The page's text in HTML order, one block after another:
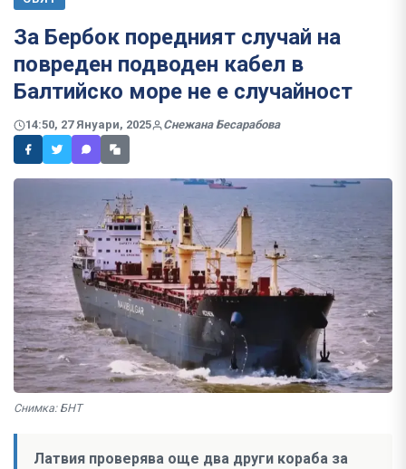
За Бербок поредният случай на
повреден подводен кабел в
Балтийско море не е случайност
14:50, 27 Януари, 2025 Снежана Бесарабова
Снимка: БНТ
Латвия проверява още два други кораба за